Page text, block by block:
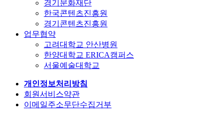
경기문화재단
한국콘텐츠진흥원
경기콘텐츠진흥원
업무협약
고려대학교 안산병원
한양대학교 ERICA캠퍼스
서울예술대학교
개인정보처리방침
회원서비스약관
이메일주소무단수집거부